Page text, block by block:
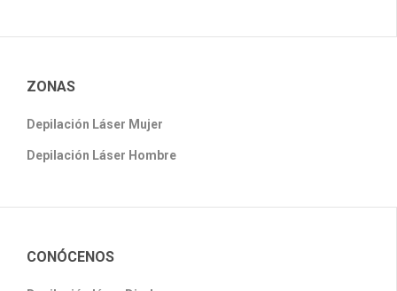
ZONAS
Depilación Láser Mujer
Depilación Láser Hombre
CONÓCENOS